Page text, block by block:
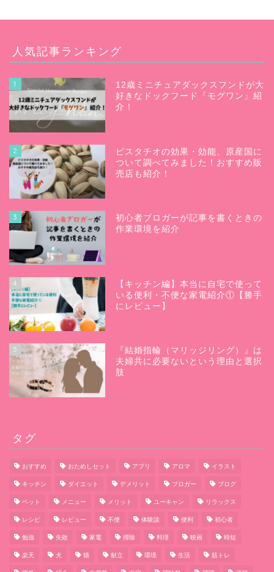
人気記事ランキング
1
12歳ミニチュアダックスフンドが大
好きなドックフード『モグワン』紹
介！
2
ピスタチオの効果・効能、原産国に
ついて調べてみました！おすすめ販
売店も紹介！
3
初心者ブロガーが記事を書くときの
作業環境を紹介
4
【キッチン編】本当に自宅で使って
いる便利・不便な家電紹介①【勝手
にレビュー】
5
『結婚指輪（マリッジリング）』は
夫婦共に必要ないという理由と選択
肢
タグ
おすすめ おためしセット アプリ アロマ イラスト
キッチン ダイエット デメリット ブロガー ブログ
ペット メニュー メリット ユーキャン リラックス
レシピ レビュー 不便 体験談 便利 初心者
勉強 失敗 家電 掃除 料理 映画 時短
楽天 犬 猫 献立 環境 生活 筋トレ